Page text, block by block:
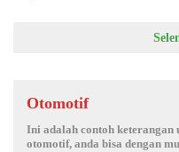
Otomotif
Ini adalah contoh keterangan
otomotif, anda bisa dengan